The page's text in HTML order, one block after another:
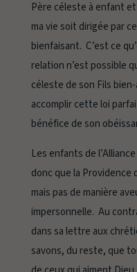
Père céleste à enfant
ma vie soit dirigée par
bienfaisant. C’est ce
relation n’est possible
céleste de son Fils
accomplir cette loi
bénéfice de son
Les enfants de
donc que la
mais pas de manière
impersonnelle. Au
dans sa lettre aux
savons, du reste, que